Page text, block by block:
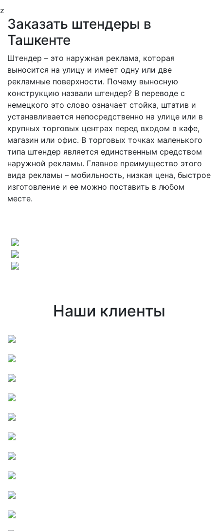
z
Заказать штендеры в
Ташкенте
Штендер – это наружная реклама, которая
выносится на улицу и имеет одну или две
рекламные поверхности. Почему выносную
конструкцию назвали штендер? В переводе с
немецкого это слово означает стойка, штатив и
устанавливается непосредственно на улице или в
крупных торговых центрах перед входом в кафе,
магазин или офис. В торговых точках маленького
типа штендер является единственным средством
наружной рекламы. Главное преимущество этого
вида рекламы – мобильность, низкая цена, быстрое
изготовление и ее можно поставить в любом
месте.
Наши клиенты